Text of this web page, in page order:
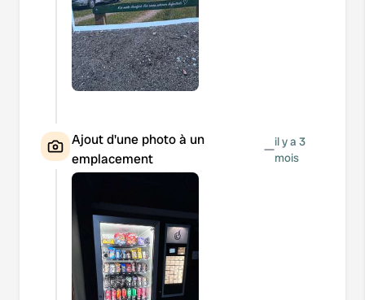
Ajout d'une photo à un
emplacement
—il y a 3
mois